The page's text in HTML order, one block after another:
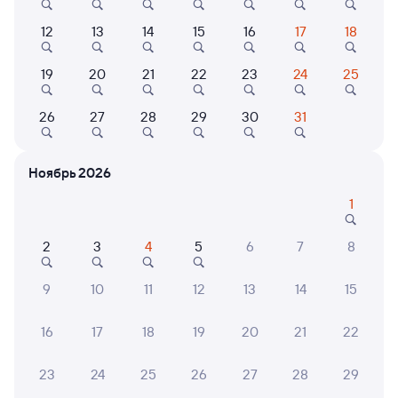
381И Проходящий 7,9
Усть-Кут
04:59 11:48
6 ч 49 м в пути
Маршрут
Плацкарт
от 1 ⁠991 ⁠₽
Купе
2 ⁠056 ⁠₽
092И Проходящий 8,8
12 13 14 15 16 17 18
19 20 21 22 23 24 25
26 27 28 29 30 31
Ноябрь 2026
1
2 3 4 5 6 7 8
9 10 11 12 13 14 15
16 17 18 19 20 21 22
23 24 25 26 27 28 29